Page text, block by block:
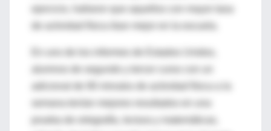
ejercicio, hallaron que aquellos con mayor tasa
alumnos de segundo y tercer curso con un
prueba de ortografía, lectura y matemáticas,